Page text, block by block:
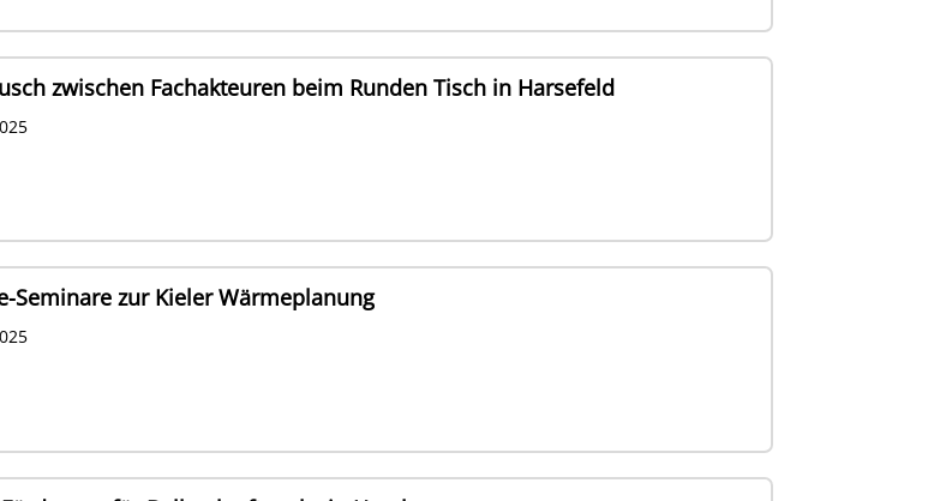
zwischen Fachakteuren beim Runden Tisch in Harsefeld
Seminare zur Kieler Wärmeplanung